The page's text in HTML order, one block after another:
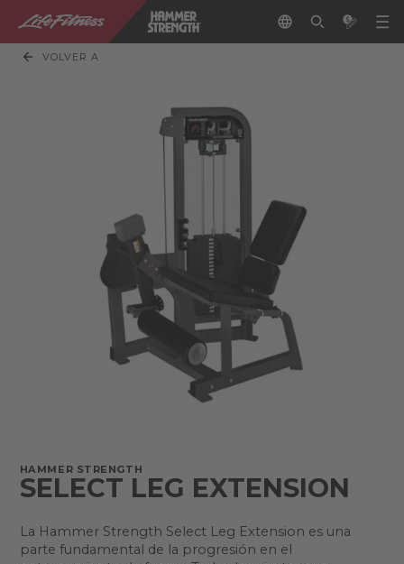
VOLVER A
HAMMER STRENGTH
SELECT LEG EXTENSION
La Hammer Strength Select Leg Extension es una
parte fundamental de la progresión en el